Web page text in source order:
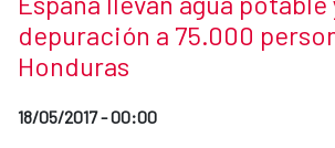
depuración a 75.000
Honduras
Date of publication of the news item
18/05/2017 - 00:00